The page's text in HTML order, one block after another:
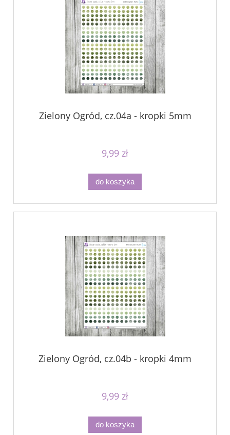
Zielony Ogród, cz.04a - kropki 5mm
9,99 zł
do koszyka
Zielony Ogród, cz.04b - kropki 4mm
9,99 zł
do koszyka